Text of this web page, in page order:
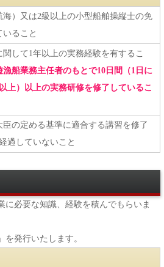
海）又は2級以上の小型船舶操縦士の免
ること
関して1年以上の実務経験を有するこ
漁船業務主任者のもとで10日間（1日に
上）以上の実務研修を修了しているこ
臣の定める基準に適合する講習を修了
過していないこと
に必要な知識、経験を積んでもらいま
発行いたします。